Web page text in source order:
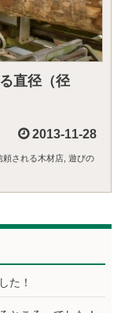
直径（径
2013-11-28
頼される木材店 遊びの
た！